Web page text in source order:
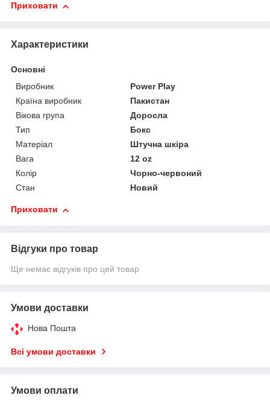
Приховати
Характеристики
Основні
Виробник
Power Play
Країна виробник
Пакистан
Вікова група
Доросла
Тип
Бокс
Матеріал
Штучна шкіра
Вага
12 oz
Колір
Чорно-червоний
Стан
Новий
Приховати
Відгуки про товар
Ще немає відгуків про цей товар
Умови доставки
Нова Пошта
Всі умови доставки
Умови оплати